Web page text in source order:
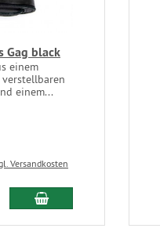
Gag black
einem
einem...
Versandkosten